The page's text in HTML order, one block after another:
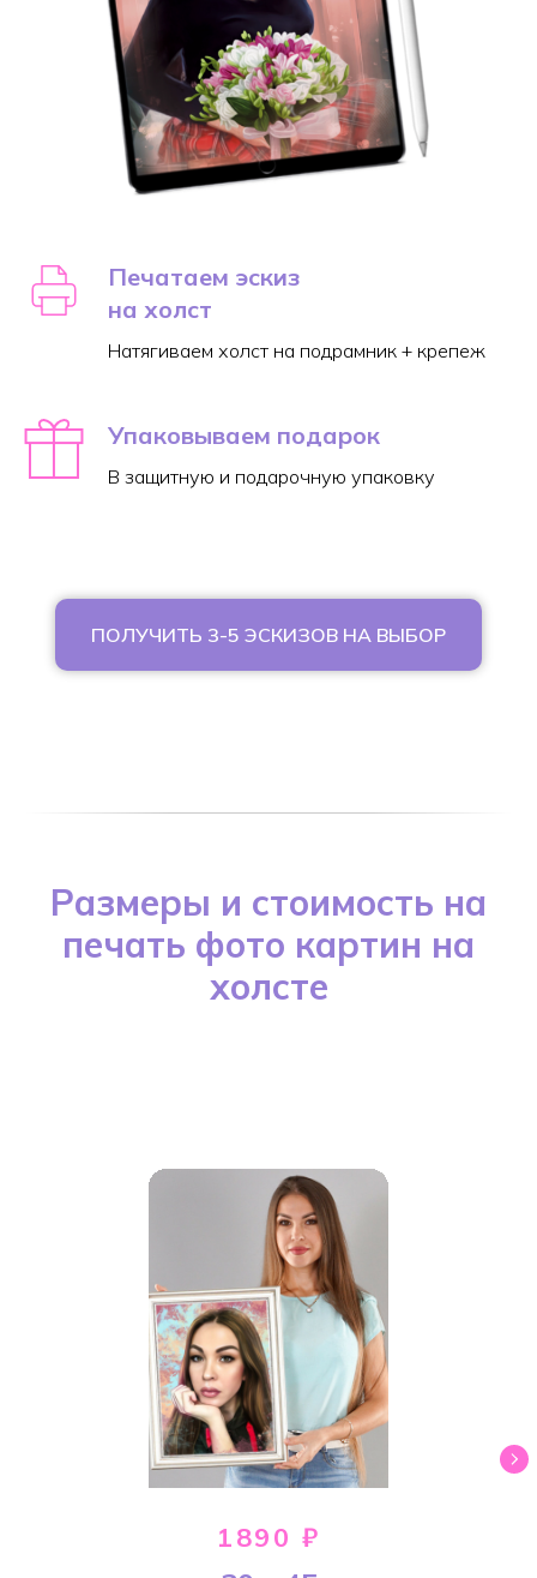
Печатаем эскиз
на холст
Натягиваем холст на подрамник + крепеж
Упаковываем подарок
В защитную и подарочную упаковку
ПОЛУЧИТЬ 3-5 ЭСКИЗОВ НА ВЫБОР
Размеры и стоимость на
печать фото картин на
холсте
1890 ₽